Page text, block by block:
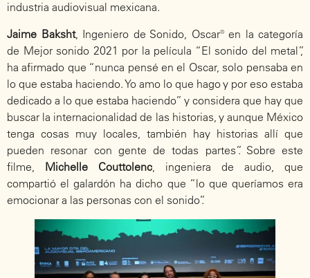
industria audiovisual mexicana.
Jaime Baksht, Ingeniero de Sonido, Oscar® en la categoría
de Mejor sonido 2021 por la película “El sonido del metal”,
ha afirmado que “nunca pensé en el Oscar, solo pensaba en
lo que estaba haciendo. Yo amo lo que hago y por eso estaba
dedicado a lo que estaba haciendo” y considera que hay que
buscar la internacionalidad de las historias, y aunque México
tenga cosas muy locales, también hay historias allí que
pueden resonar con gente de todas partes”. Sobre este
filme, Michelle Couttolenc , ingeniera de audio, que
compartió el galardón ha dicho que “lo que queríamos era
emocionar a las personas con el sonido”.